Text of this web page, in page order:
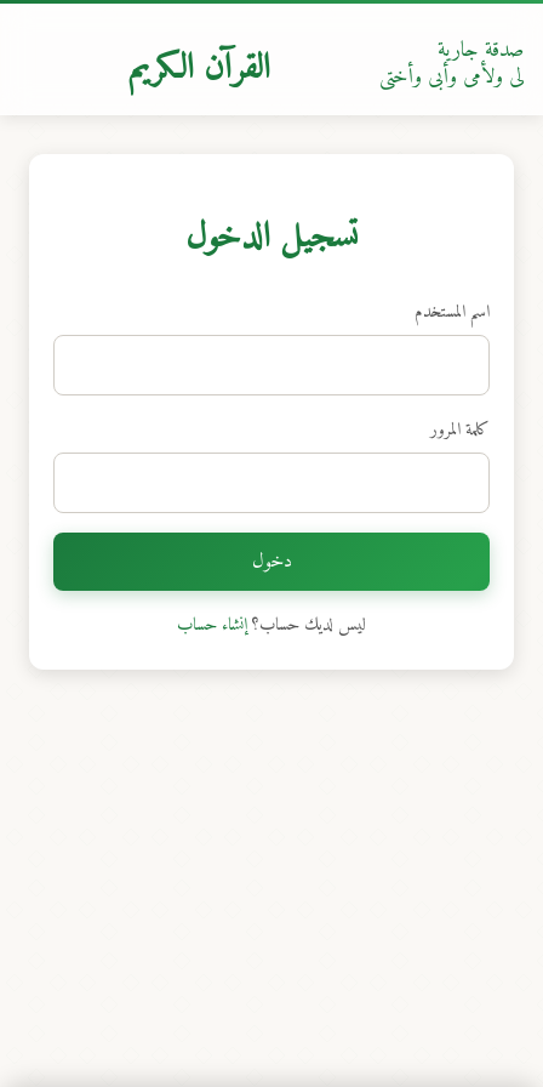
صدقة جارية
لى ولأمى وأبى وأختى
القرآن الكريم
تسجيل الدخول
اسم المستخدم
كلمة المرور
دخول
ليس لديك حساب؟إنشاء حساب